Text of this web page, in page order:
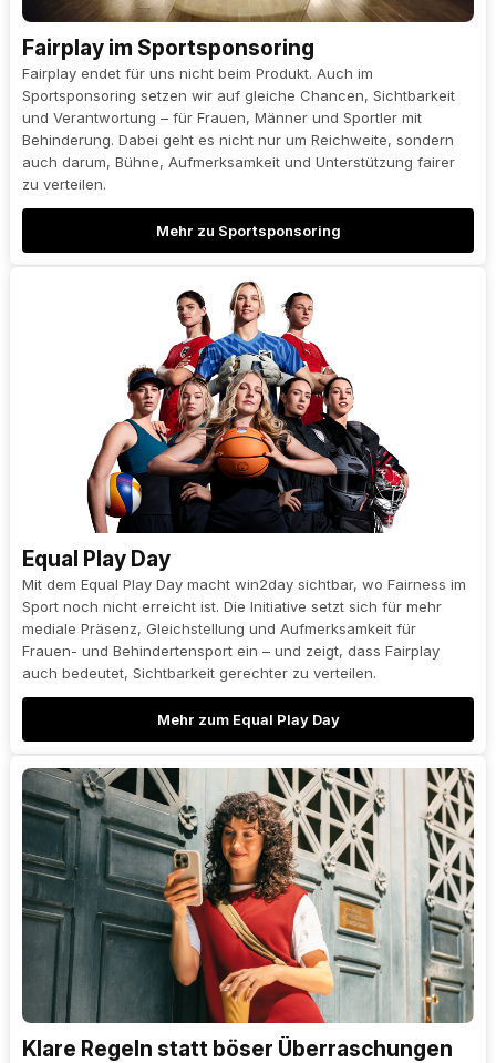
Fairplay im Sportsponsoring
Fairplay endet für uns nicht beim Produkt. Auch im
Sportsponsoring setzen wir auf gleiche Chancen, Sichtbarkeit
und Verantwortung – für Frauen, Männer und Sportler mit
Behinderung. Dabei geht es nicht nur um Reichweite, sondern
auch darum, Bühne, Aufmerksamkeit und Unterstützung fairer
zu verteilen.
Mehr zu Sportsponsoring
Equal Play Day
Mit dem Equal Play Day macht win2day sichtbar, wo Fairness im
Sport noch nicht erreicht ist. Die Initiative setzt sich für mehr
mediale Präsenz, Gleichstellung und Aufmerksamkeit für
Frauen- und Behindertensport ein – und zeigt, dass Fairplay
auch bedeutet, Sichtbarkeit gerechter zu verteilen.
Mehr zum Equal Play Day
Klare Regeln statt böser Überraschungen